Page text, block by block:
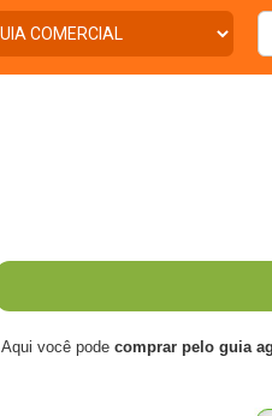
Aqui você pode comprar pelo guia